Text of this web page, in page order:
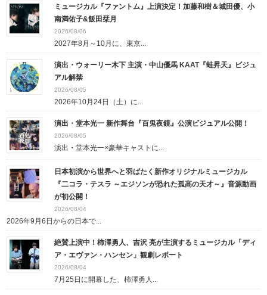
ミュージカル『ファントム』上演決定！加藤和樹＆城田優、小
南満佑子&飯田栞月
2026/08/06
2027年8月～10月に、東京...
演出・ウォーリー木下 主演・中山優馬 KAAT『蛙昇天』ビジュ
アル解禁
2026/08/05
2026年10月24日（土）に...
演出・堂本光一 新作舞台『百鬼夜鏡』公演ビジュアル公開！
2026/08/05
演出・堂本光一×豪華キャストに...
日本初演から世界へと羽ばたく新作オリジナルミュージカル
『二コラ・テスラ ～エジソンが恐れた孤高の天才～』音源動画
が初公開！
2026/08/04
2026年9月6日からの日本で...
絶賛上演中！柿澤勇人、吉沢 亮が主演するミュージカル「ディ
ア・エヴァン・ハンセン」観劇レポート
2026/08/04
7月25日に開幕した、柿澤勇人...